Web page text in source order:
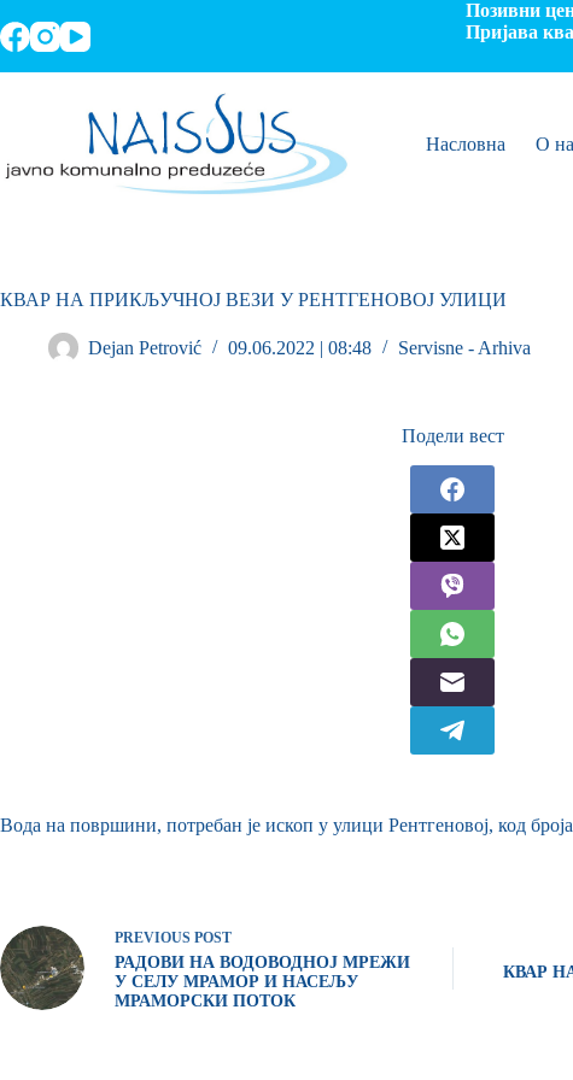
Позивни
Пријава
Насловна О
КВАР НА ПРИКЉУЧНОЈ ВЕЗИ У РЕНТГЕНОВОЈ УЛИЦИ
Dejan Petrović 09.06.2022 | 08:48 Servisne - Arhiva
Подели вест
Вода на површини, потребан је ископ у улици Рентгеновој, код
PREVIOUS POST
РАДОВИ НА ВОДОВОДНОЈ МРЕЖИ
У СЕЛУ МРАМОР И НАСЕЉУ
МРАМОРСКИ ПОТОК
КВАР